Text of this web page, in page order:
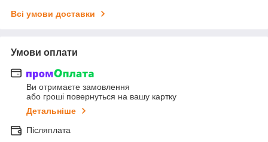
Всі умови доставки
Умови оплати
Ви отримаєте замовлення
або гроші повернуться на вашу картку
Детальніше
Післяплата